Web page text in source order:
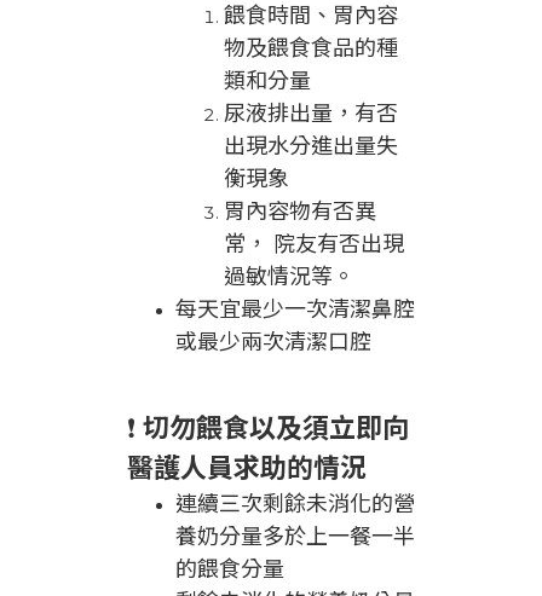
餵食時間、胃內容
物及餵食食品的種
類和分量
尿液排出量，有否
出現水分進出量失
衡現象
胃內容物有否異
常， 院友有否出現
過敏情況等。
每天宜最少一次清潔鼻腔
或最少兩次清潔口腔
❗ 切勿餵食以及須立即向
醫護人員求助的情況
連續三次剩餘未消化的營
養奶分量多於上一餐一半
的餵食分量